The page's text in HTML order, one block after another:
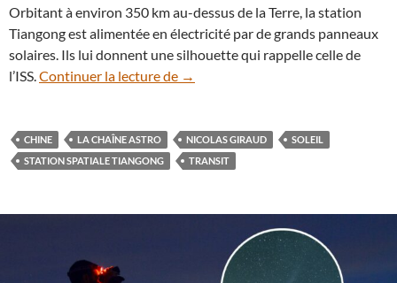
Orbitant à environ 350 km au-dessus de la Terre, la station
Tiangong est alimentée en électricité par de grands panneaux
solaires. Ils lui donnent une silhouette qui rappelle celle de
l’ISS.Continuer la lecture de Insolite : la Station spatiale
→
CHINE LA CHAÎNE ASTRO NICOLAS GIRAUD
SOLEIL
STATION SPATIALE TIANGONG
TRANSIT